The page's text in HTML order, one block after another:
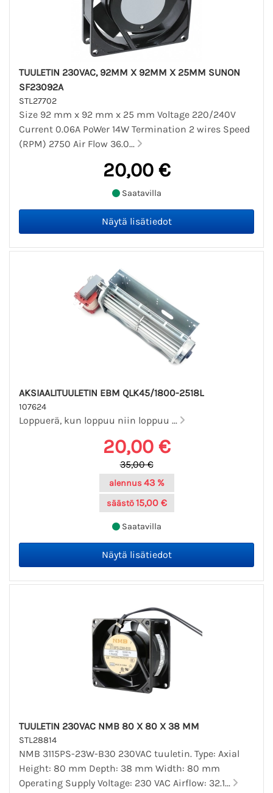
TUULETIN 230VAC, 92MM X 92MM X 25MM SUNON
SF23092A
STL27702
Size 92 mm x 92 mm x 25 mm Voltage 220/240V
Current 0.06A PoWer 14W Termination 2 wires Speed
(RPM) 2750 Air Flow 36.0...
20,00 €
Saatavilla
AKSIAALITUULETIN EBM QLK45/1800-2518L
107624
Loppuerä, kun loppuu niin loppuu ...
20,00 €
35,00 €
alennus 43 %
säästö 15,00 €
Saatavilla
TUULETIN 230VAC NMB 80 X 80 X 38 MM
STL28814
NMB 3115PS-23W-B30 230VAC tuuletin. Type: Axial
Height: 80 mm Depth: 38 mm Width: 80 mm
Operating Supply Voltage: 230 VAC Airflow: 32.1...